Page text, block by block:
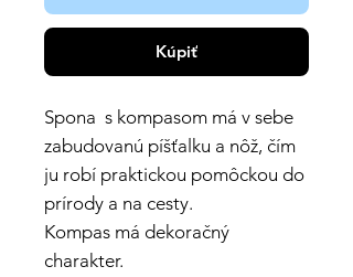
Kúpiť
Spona s kompasom má v sebe
zabudovanú píšťalku a nôž, čím
ju robí praktickou pomôckou do
prírody a na cesty.
Kompas má dekoračný
charakter.